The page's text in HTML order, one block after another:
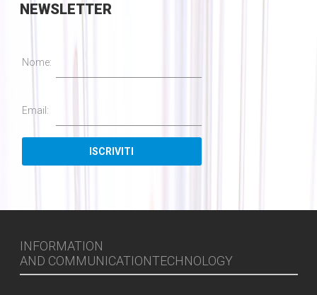
NEWSLETTER
Nome:
Email:
INFORMATION
AND COMMUNICATIONTECHNOLOGY